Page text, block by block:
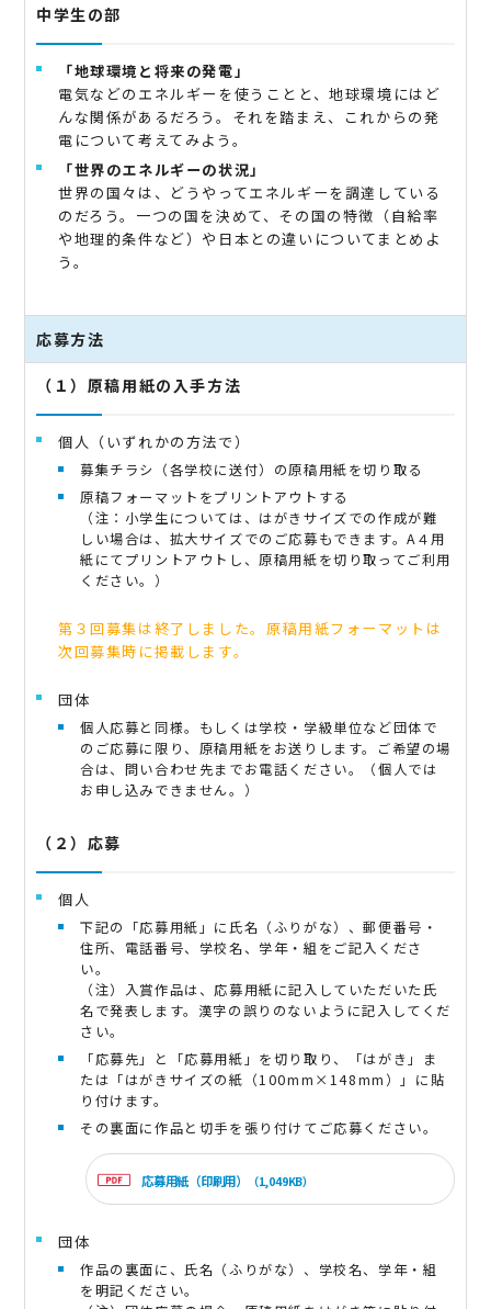
中学生の部
「地球環境と将来の発電」
電気などのエネルギーを使うことと、地球環境にはど
んな関係があるだろう。それを踏まえ、これからの発
電について考えてみよう。
「世界のエネルギーの状況」
世界の国々は、どうやってエネルギーを調達している
のだろう。一つの国を決めて、その国の特徴（自給率
や地理的条件など）や日本との違いについてまとめよ
う。
応募方法
（１）原稿用紙の入手方法
個人（いずれかの方法で）
募集チラシ（各学校に送付）の原稿用紙を切り取る
原稿フォーマットをプリントアウトする
（注：小学生については、はがきサイズでの作成が難
しい場合は、拡大サイズでのご応募もできます。A４用
紙にてプリントアウトし、原稿用紙を切り取ってご利用
ください。）
第３回募集は終了しました。原稿用紙フォーマットは
次回募集時に掲載します。
団体
個人応募と同様。もしくは学校・学級単位など団体で
のご応募に限り、原稿用紙をお送りします。ご希望の場
合は、問い合わせ先までお電話ください。（個人では
お申し込みできません。）
（２）応募
個人
下記の「応募用紙」に氏名（ふりがな）、郵便番号・
住所、電話番号、学校名、学年・組をご記入くださ
い。
（注）入賞作品は、応募用紙に記入していただいた氏
名で発表します。漢字の誤りのないように記入してくだ
さい。
「応募先」と「応募用紙」を切り取り、「はがき」ま
たは「はがきサイズの紙（100mm×148mm）」に貼
り付けます。
その裏面に作品と切手を張り付けてご応募ください。
応募用紙（印刷用） （1,049KB）
団体
作品の裏面に、氏名（ふりがな）、学校名、学年・組
を明記ください。